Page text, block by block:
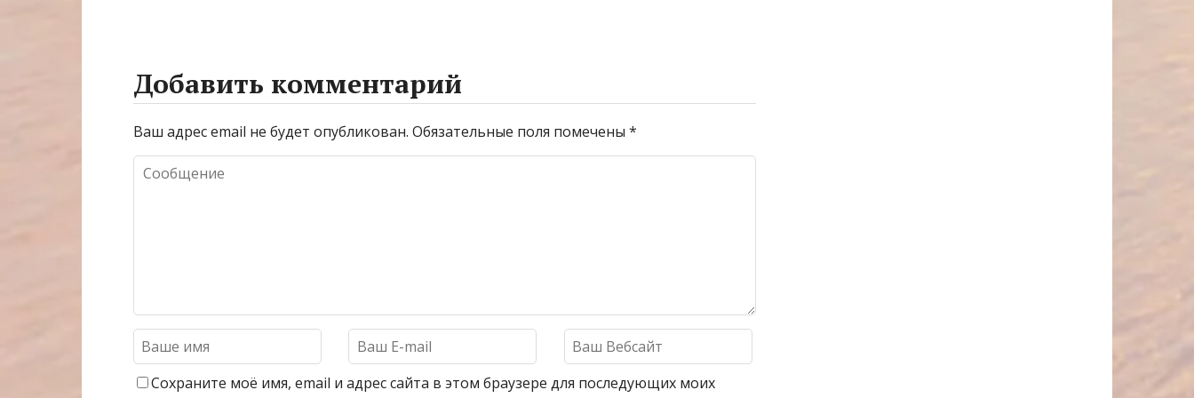
Добавить комментарий
Ваш адрес email не будет опубликован. Обязательные поля помечены *
Сохраните моё имя, email и адрес сайта в этом браузере для последующих моих